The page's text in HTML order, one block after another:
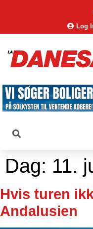
Log
Dag: 11.
Hvis turen
Andalusien